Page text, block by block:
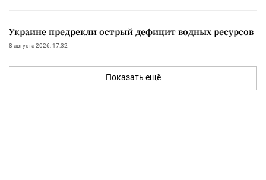
Украине предрекли острый дефицит водных ресурсов
8 августа 2026, 17:32
Показать ещё